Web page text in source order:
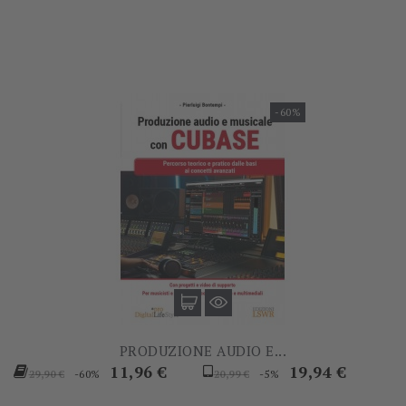
-60%
PRODUZIONE AUDIO E...
Prezzo
29,90 € -60% Prezzo
11,96 €
Prezzo
20,99 € -5% Prezzo
19,94 €